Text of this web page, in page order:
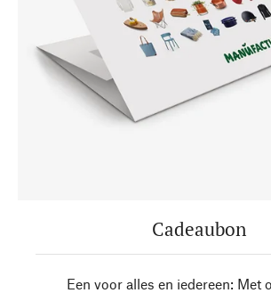
Cadeaubon
Een voor alles en iedereen: Met